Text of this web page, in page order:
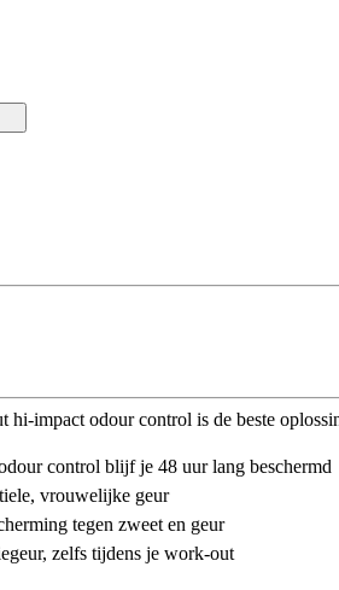
hi-impact odour control is de beste
control blijf je 48 uur lang beschermd
vrouwelijke geur
tegen zweet en geur
zelfs tijdens je work-out